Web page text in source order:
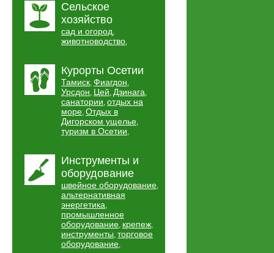
Сельское
хозяйство
сад и огород,
животноводство,
Курорты Осетии
Тамиск, Фиагдон,
Урсдон, Цей, Дзинага,
санатории, отдых на
море, Отдых в
Дигорском ущелье,
туризм в Осетии,
Инструменты и
оборудование
швейное оборудование,
альтернативная
энергетика,
промышленное
оборудование, крепеж,
инструменты, торговое
оборудование,